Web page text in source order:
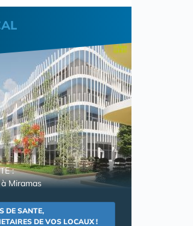
:
Miramas
DE SANTE,
DE VOS LOCAUX !